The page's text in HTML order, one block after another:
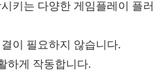
키는 다양한 게임플레이 플러
이 필요하지 않습니다.
하게 작동합니다.